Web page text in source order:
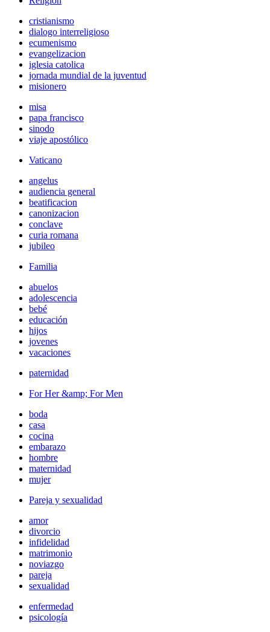
cristianismo
dialogo interreligioso
ecumenismo
evangelizacion
iglesia catolica
jornada mundial de la juventud
misionero
misa
papa francisco
sinodo
viaje apostólico
Vaticano
angelus
audiencia general
beatificacion
canonizacion
conclave
curia romana
jubileo
Familia
abuelos
adolescencia
bebé
educación
hijos
jovenes
vacaciones
paternidad
For Her &amp; For Men
boda
casa
cocina
embarazo
hombre
maternidad
mujer
Pareja y sexualidad
amor
divorcio
infidelidad
matrimonio
noviazgo
pareja
sexualidad
enfermedad
psicología